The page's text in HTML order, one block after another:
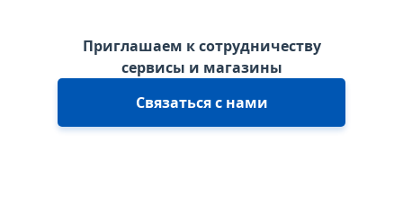
Приглашаем к сотрудничеству
сервисы и магазины
Связаться с нами